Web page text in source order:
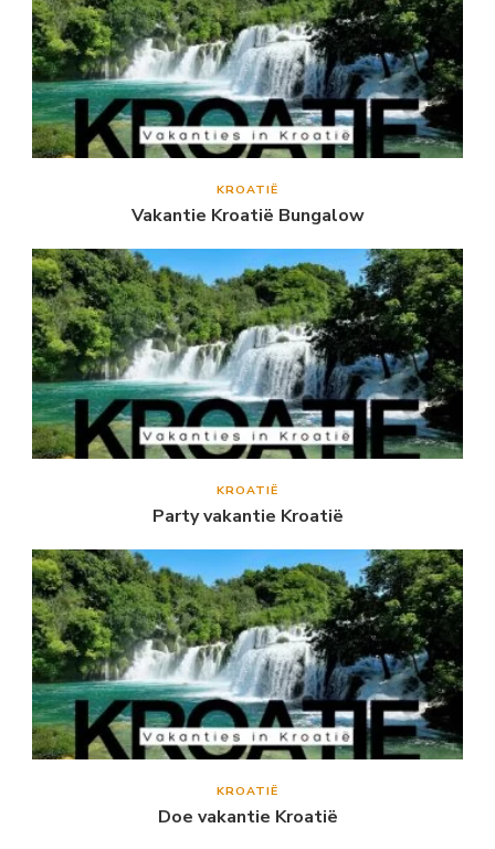
KROATIË
Vakantie Kroatië Bungalow
KROATIË
Party vakantie Kroatië
KROATIË
Doe vakantie Kroatië